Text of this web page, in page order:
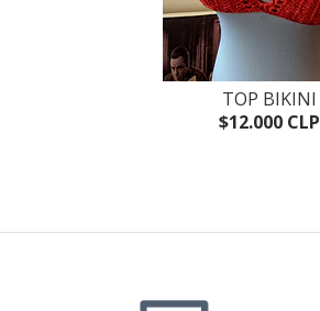
TOP BIKINI
$12.000 CLP